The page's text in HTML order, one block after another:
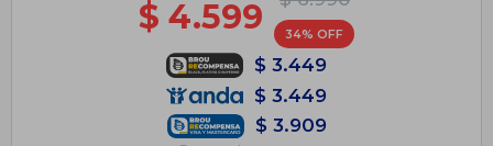
$ 4.599 34
$ 3.449
$ 3.449
$ 3.909